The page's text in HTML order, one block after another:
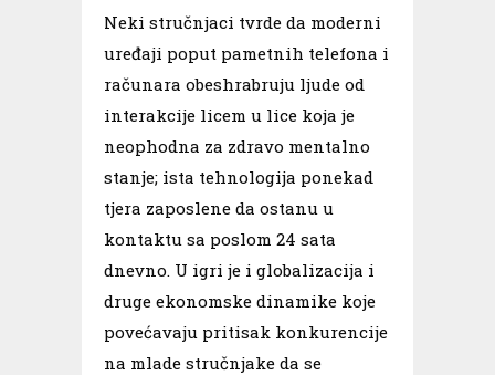
Neki stručnjaci tvrde da moderni
uređaji poput pametnih telefona i
računara obeshrabruju ljude od
interakcije licem u lice koja je
neophodna za zdravo mentalno
stanje; ista tehnologija ponekad
tjera zaposlene da ostanu u
kontaktu sa poslom 24 sata
dnevno. U igri je i globalizacija i
druge ekonomske dinamike koje
povećavaju pritisak konkurencije
na mlade stručnjake da se